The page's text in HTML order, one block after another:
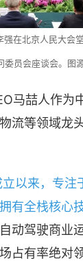
在北京人民大会
委员会座谈会。图
马喆人作为
流等领域龙
以来，专注
有全栈核心技
动驾驶商业
占有率绝对